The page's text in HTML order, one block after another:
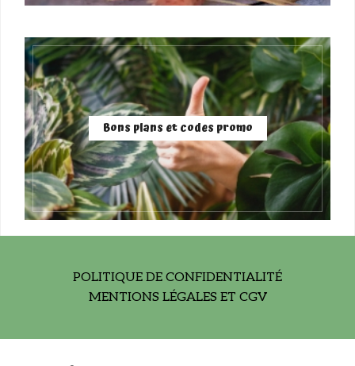
Bons plans et codes promo
POLITIQUE DE CONFIDENTIALITÉ
MENTIONS LÉGALES ET CGV